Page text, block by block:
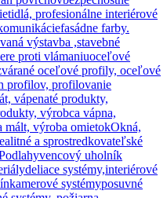
profesionálne interiérové
fasádne farby.
výstavba ,stavebné
proti vlámaniuoceľové
oceľové profily, oceľové
profilov, profilovanie
vápenaté produkty,
výrobca vápna,
mált, výroba omietokOkná,
a sprostredkovateľské
vencový uholník
deliace systémy,interiérové
kamerové systémyposuvné